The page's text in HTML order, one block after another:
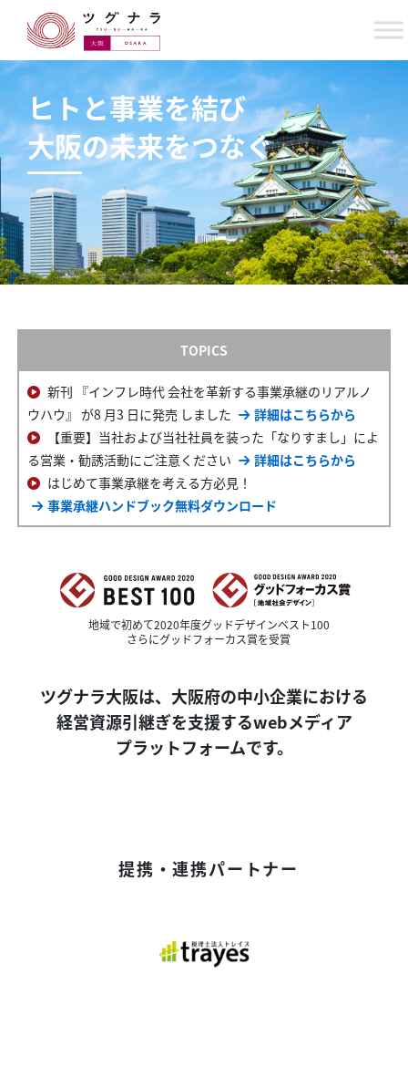
ヒトと事業を結び
大阪の未来をつなぐ
TOPICS
新刊 『インフレ時代 会社を革新する事業承継のリアルノ
ウハウ』 が8 月3 日に発売 しました
詳細はこちらから
【重要】当社および当社社員を装った「なりすまし」によ
る営業・勧誘活動にご注意ください
詳細はこちらから
はじめて事業承継を考える方必見！
事業承継ハンドブック無料ダウンロード
地域で初めて2020年度グッドデザインベスト100
さらにグッドフォーカス賞を受賞
ツグナラ大阪は、 大阪府の中小企業における
経営資源引継ぎを支援するwebメディア
プラットフォームです。
提携・連携パートナー